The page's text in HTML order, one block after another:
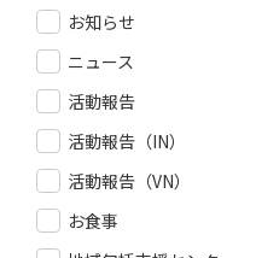
お知らせ
ニュース
活動報告
活動報告（IN）
活動報告（VN）
お食事